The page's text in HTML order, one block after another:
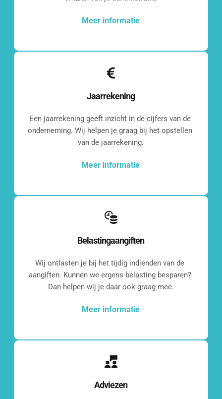
Meer informatie
Jaarrekening
Een jaarrekening geeft inzicht in de cijfers van de
onderneming. Wij helpen je graag bij het opstellen
van de jaarrekening.
Meer informatie
Belastingaangiften
Wij ontlasten je bij het tijdig indienden van de
aangiften. Kunnen we ergens belasting besparen?
Dan helpen wij je daar ook graag mee.
Meer informatie
Adviezen